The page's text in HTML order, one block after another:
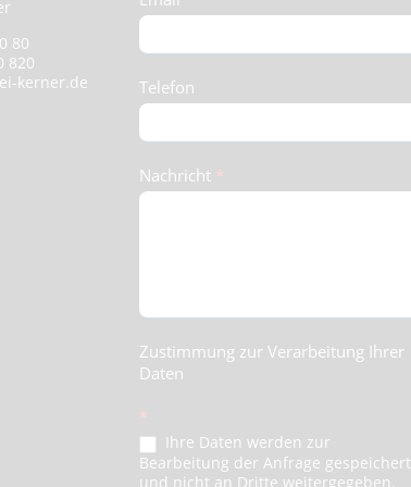
80
820
kerner.de Telefon
Nachricht *
Zustimmung zur Verarbeitung Ihrer
Daten
*
Ihre Daten werden zur
Bearbeitung der Anfrage gespeichert
und nicht an Dritte weitergegeben.